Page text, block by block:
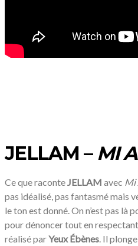
JELLAM – MI
Ce que raconte JELLAM avec Mi
pas idéalisé, pas fantasmé mais
le ton est donné. On n’est pas là
pour dénoncer tout en
réalisé parYeux Ébènes . Il